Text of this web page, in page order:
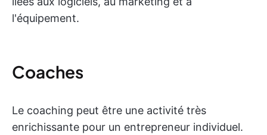
l'équipement.
Coaches
Le coaching peut être une activité très
enrichissante pour un entrepreneur individuel.